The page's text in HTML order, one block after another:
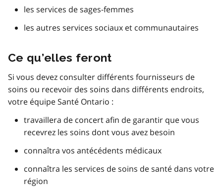
les services de sages-femmes
les autres services sociaux et communautaires
Ce qu’elles feront
Si vous devez consulter différents fournisseurs de
soins ou recevoir des soins dans différents endroits,
votre équipe Santé Ontario :
travaillera de concert afin de garantir que vous
recevrez les soins dont vous avez besoin
connaîtra vos antécédents médicaux
connaîtra les services de soins de santé dans votre
région